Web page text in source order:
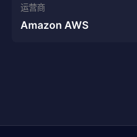
运营商
Amazon AWS